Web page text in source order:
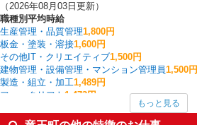
（2026年08月03日更新）
職種別平均時給
生産管理・品質管理1,800円
板金・塗装・溶接1,600円
その他IT・クリエイティブ1,500円
建物管理・設備管理・マンション管理員1,500円
製造・組立・加工1,489円
フォークリフト 1,473円
1,409円
介護職・ヘルパー1,400円
もっと見る